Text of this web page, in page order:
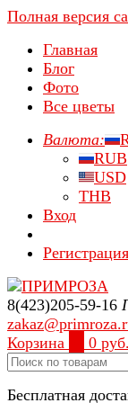
Полная версия
Главная
Блог
Фото
Все цветы
Валюта:
RUB
USD
THB
Вход
Регистрация
8(423)205-59-16
Корзина
0 руб.
Бесплатная